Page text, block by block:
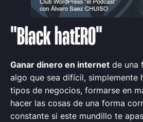
"Black hatERO"
Ganar dinero en internet de una
algo que sea difícil, simplemente
tipos de negocios, formarse en
hacer las cosas de una forma
constante si este mundillo te